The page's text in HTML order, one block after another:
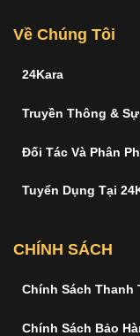
Về Chúng Tôi
24Kara
Truyền Thông &
Đối Tác Và Phân
Tuyển Dụng Tại
CHÍNH SÁCH
Chính Sách Thanh
Chính Sách Bảo